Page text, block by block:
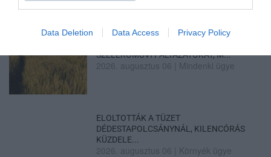
Data Deletion Data Access Privacy Policy
SZÉLERŐMŰVI PÁLYÁZATOKAT, M...
2026. augusztus 06 Mindenki ügye
ELOLTOTTÁK A TÜZET
DÉDESTAPOLCSÁNYNÁL, KILENCÓRÁS
KÜZDELE...
2026. augusztus 06 Környék ügye